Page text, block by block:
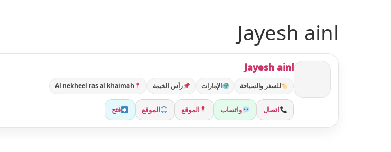
Jayesh ainl
Jayesh ainl
للسفر والسياحة الإمارات رأس الخيمة Al nekheel ras al khaimah
اتصال واتساب الموقع الموقع فتح